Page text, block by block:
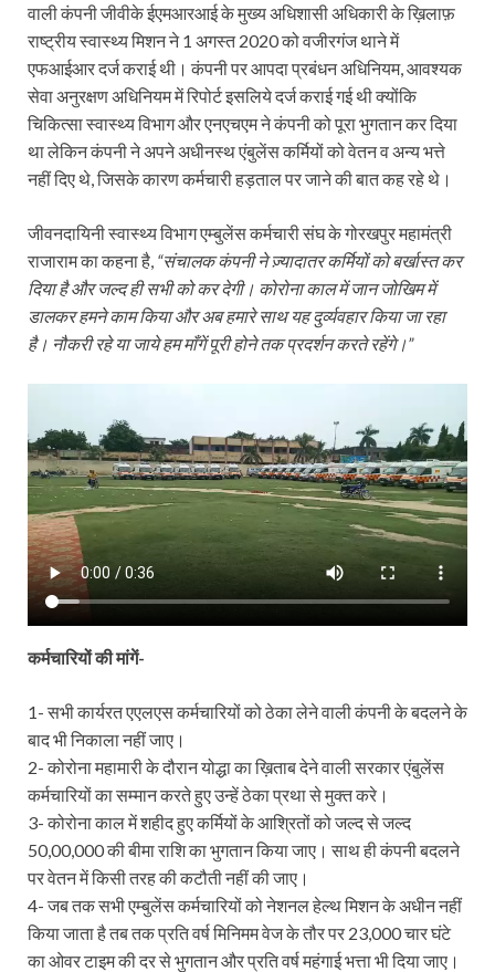
वाली कंपनी जीवीके ईएमआरआई के मुख्य अधिशासी अधिकारी के ख़िलाफ़
राष्ट्रीय स्वास्थ्य मिशन ने 1 अगस्त 2020 को वजीरगंज थाने में
एफआईआर दर्ज कराई थी। कंपनी पर आपदा प्रबंधन अधिनियम, आवश्यक
सेवा अनुरक्षण अधिनियम में रिपोर्ट इसलिये दर्ज कराई गई थी क्योंकि
चिकित्सा स्वास्थ्य विभाग और एनएचएम ने कंपनी को पूरा भुगतान कर दिया
था लेकिन कंपनी ने अपने अधीनस्थ एंबुलेंस कर्मियों को वेतन व अन्य भत्ते
नहीं दिए थे, जिसके कारण कर्मचारी हड़ताल पर जाने की बात कह रहे थे।
जीवनदायिनी स्वास्थ्य विभाग एम्बुलेंस कर्मचारी संघ के गोरखपुर महामंत्री
राजाराम का कहना है, “संचालक कंपनी ने ज़्यादातर कर्मियों को बर्खास्त कर
दिया है और जल्द ही सभी को कर देगी। कोरोना काल में जान जोखिम में
डालकर हमने काम किया और अब हमारे साथ यह दुर्व्यवहार किया जा रहा
है। नौकरी रहे या जाये हम माँगें पूरी होने तक प्रदर्शन करते रहेंगे।”
कर्मचारियों की मांगें-
1- सभी कार्यरत एएलएस कर्मचारियों को ठेका लेने वाली कंपनी के बदलने के
बाद भी निकाला नहीं जाए।
2- कोरोना महामारी के दौरान योद्धा का ख़िताब देने वाली सरकार एंबुलेंस
कर्मचारियों का सम्मान करते हुए उन्हें ठेका प्रथा से मुक्त करे।
3- कोरोना काल में शहीद हुए कर्मियों के आश्रितों को जल्द से जल्द
50,00,000 की बीमा राशि का भुगतान किया जाए। साथ ही कंपनी बदलने
पर वेतन में किसी तरह की कटौती नहीं की जाए।
4- जब तक सभी एम्बुलेंस कर्मचारियों को नेशनल हेल्थ मिशन के अधीन नहीं
किया जाता है तब तक प्रति वर्ष मिनिमम वेज के तौर पर 23,000 चार घंटे
का ओवर टाइम की दर से भुगतान और प्रति वर्ष महंगाई भत्ता भी दिया जाए।